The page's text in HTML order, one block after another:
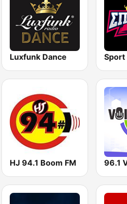
Luxfunk Dance Sport
HJ 94.1 Boom FM